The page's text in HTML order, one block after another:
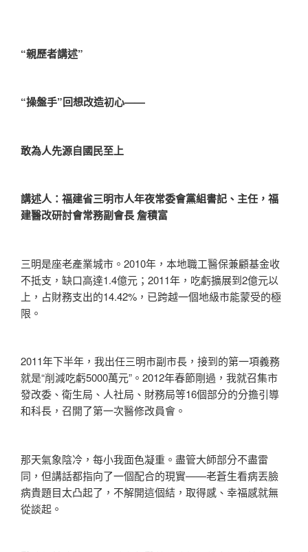
“親歷者講述”
“操盤手”回想改造初心——
敢為人先源自國民至上
講述人：福建省三明市人年夜常委會黨組書記、主任，福
建醫改研討會常務副會長 詹積富
三明是座老產業城市。2010年，本地職工醫保兼顧基金收
不抵支，缺口高達1.4億元；2011年，吃虧擴展到2億元以
上，占財務支出的14.42%，已跨越一個地級市能蒙受的極
限。
2011年下半年，我出任三明市副市長，接到的第一項義務
就是“削減吃虧5000萬元”。2012年春節剛過，我就召集市
發改委、衛生局、人社局、財務局等16個部分的分擔引導
和科長，召開了第一次醫修改員會。
那天氣象陰冷，每小我面色凝重。盡管大師部分不盡雷
同，但講話都指向了一個配合的現實——老蒼生看病丟臉
病貴題目太凸起了，不解開這個結，取得感、幸福感就無
從談起。